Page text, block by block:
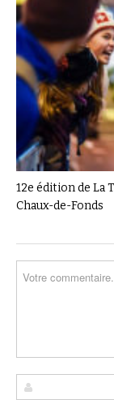
12e édition de La
Chaux-de-Fonds